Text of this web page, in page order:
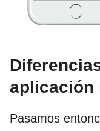
aplicación
Pasamos